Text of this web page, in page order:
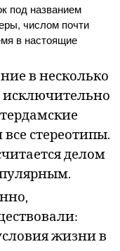
под названием
числом почти
в настоящие
в несколько
исключительно
стереотипы.
делом
жизни в